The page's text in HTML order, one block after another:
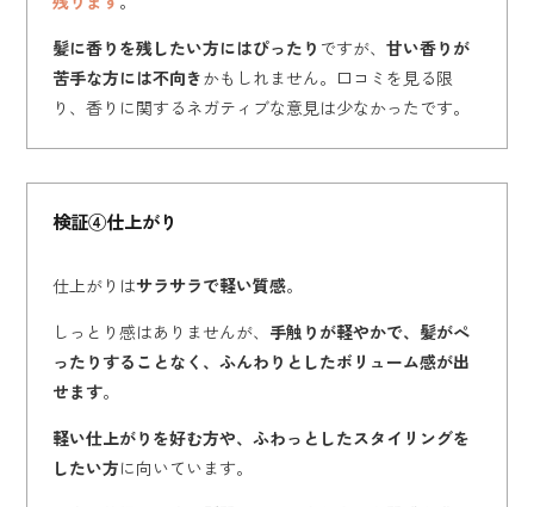
髪に香りを残したい方にはぴったり ですが、甘い香りが
苦手な方には不向きかもしれません。口コミを見る限
り、香りに関するネガティブな意見は少なかったです。
検証④仕上がり
仕上がりはサラサラで軽い質感。
しっとり感はありませんが、 手触りが軽やかで、髪がぺ
ったりすることなく、ふんわりとしたボリューム感が出
せます。
軽い仕上がりを好む方や、ふわっとしたスタイリングを
したい方に向いています。